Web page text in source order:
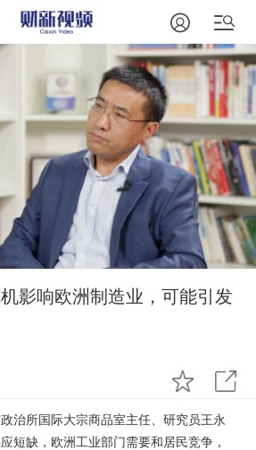
影响欧洲制造业，可能引发
治所国际大宗商品室主任、研究员王永
短缺，欧洲工业部门需要和居民竞争，